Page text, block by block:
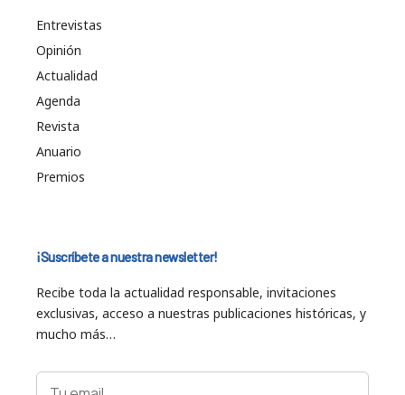
Entrevistas
Opinión
Actualidad
Agenda
Revista
Anuario
Premios
¡Suscríbete a nuestra newsletter!
Recibe toda la actualidad responsable, invitaciones
exclusivas, acceso a nuestras publicaciones históricas, y
mucho más…